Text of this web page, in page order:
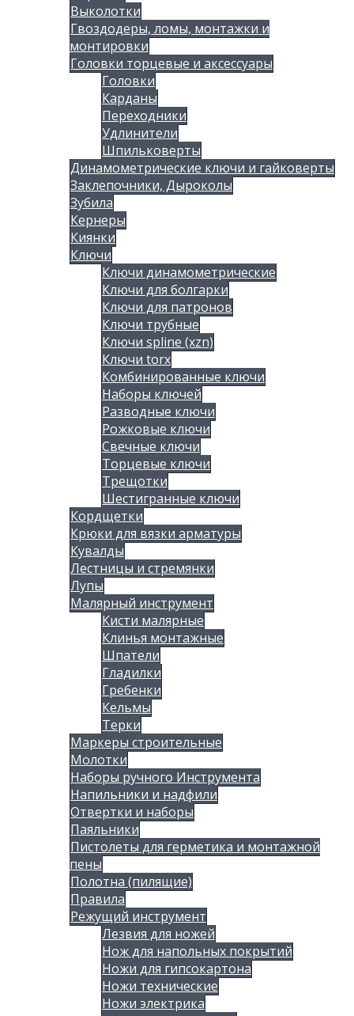
Выколотки
Гвоздодеры, ломы, монтажки и
монтировки
Головки торцевые и аксессуары
Головки
Карданы
Переходники
Удлинители
Шпильковерты
Динамометрические ключи и гайковерты
Заклепочники, Дыроколы
Зубила
Кернеры
Киянки
Ключи
Ключи динамометрические
Ключи для болгарки
Ключи для патронов
Ключи трубные
Ключи spline (xzn)
Ключи torx
Комбинированные ключи
Наборы ключей
Разводные ключи
Рожковые ключи
Свечные ключи
Торцевые ключи
Трещотки
Шестигранные ключи
Кордщетки
Крюки для вязки арматуры
Кувалды
Лестницы и стремянки
Лупы
Малярный инструмент
Кисти малярные
Клинья монтажные
Шпатели
Гладилки
Гребенки
Кельмы
Терки
Маркеры строительные
Молотки
Наборы ручного Инструмента
Напильники и надфили
Отвертки и наборы
Паяльники
Пистолеты для герметика и монтажной
пены
Полотна (пилящие)
Правила
Режущий инструмент
Лезвия для ножей
Нож для напольных покрытий
Ножи для гипсокартона
Ножи технические
Ножи электрика